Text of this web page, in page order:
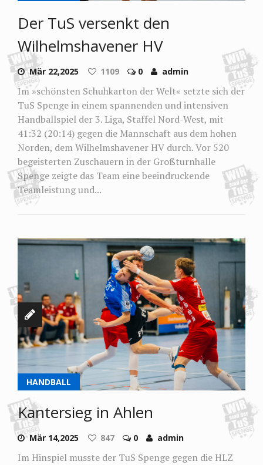
Der TuS versenkt den
Wilhelmshavener HV
Mär 22,2025 1109 0 admin
Im »schönsten Schuhkarton der Welt« setzte sich der
TuS Spenge in einem spannenden und intensiven
Handballspiel der 3. Liga, Staffel Nord-West, mit
41:32 (20:14) gegen die Mannschaft aus dem hohen
Norden, dem Wilhelmshavener HV durch. Vor 520
begeisterten Zuschauern in der Großturnhalle
Spenge zeigte das Team eine beeindruckende
Teamleistung und...
HANDBALL
Kantersieg in Ahlen
Mär 14,2025 847 0 admin
Im Hinspiel musste der TuS Spenge gegen die HLZ